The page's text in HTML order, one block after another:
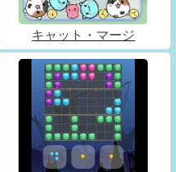
キャット・マージ